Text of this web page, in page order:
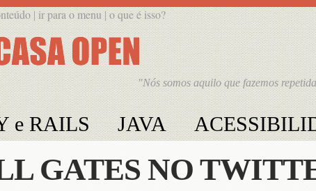
| ir para o menu|o que é isso?
"Nós somos aquilo que fazemos
e RAILS JAVA
GATES NO